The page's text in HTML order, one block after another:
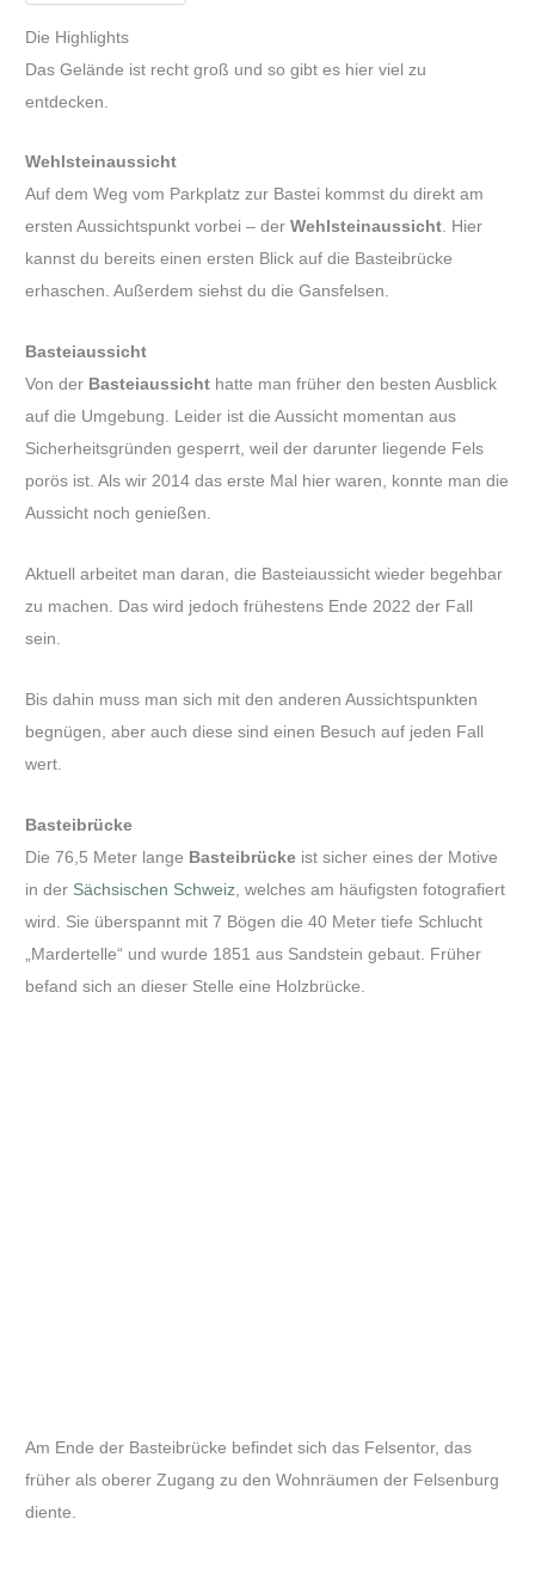
Die Highlights
Das Gelände ist recht groß und so gibt es hier viel zu
entdecken.
Wehlsteinaussicht
Auf dem Weg vom Parkplatz zur Bastei kommst du direkt am
ersten Aussichtspunkt vorbei – derWehlsteinaussicht. Hier
kannst du bereits einen ersten Blick auf die Basteibrücke
erhaschen. Außerdem siehst du die Gansfelsen.
Basteiaussicht
Von der Basteiaussicht hatte man früher den besten Ausblick
auf die Umgebung. Leider ist die Aussicht momentan aus
Sicherheitsgründen gesperrt, weil der darunter liegende Fels
porös ist. Als wir 2014 das erste Mal hier waren, konnte man die
Aussicht noch genießen.
Aktuell arbeitet man daran, die Basteiaussicht wieder begehbar
zu machen. Das wird jedoch frühestens Ende 2022 der Fall
sein.
Bis dahin muss man sich mit den anderen Aussichtspunkten
begnügen, aber auch diese sind einen Besuch auf jeden Fall
wert.
Basteibrücke
Die 76,5 Meter lange Basteibrücke ist sicher eines der Motive
in der Sächsischen Schweiz, welches am häufigsten fotografiert
wird. Sie überspannt mit 7 Bögen die 40 Meter tiefe Schlucht
„Mardertelle“ und wurde 1851 aus Sandstein gebaut. Früher
befand sich an dieser Stelle eine Holzbrücke.
Am Ende der Basteibrücke befindet sich das Felsentor, das
früher als oberer Zugang zu den Wohnräumen der Felsenburg
diente.